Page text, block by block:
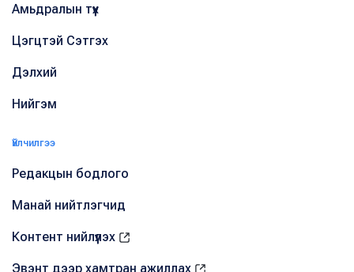
Амьдралын түүх
Цэгцтэй Сэтгэх
Дэлхий
Нийгэм
Үйлчилгээ
Редакцын бодлого
Манай нийтлэгчид
Контент нийлүүлэх
Эвэнт дээр хамтран ажиллах